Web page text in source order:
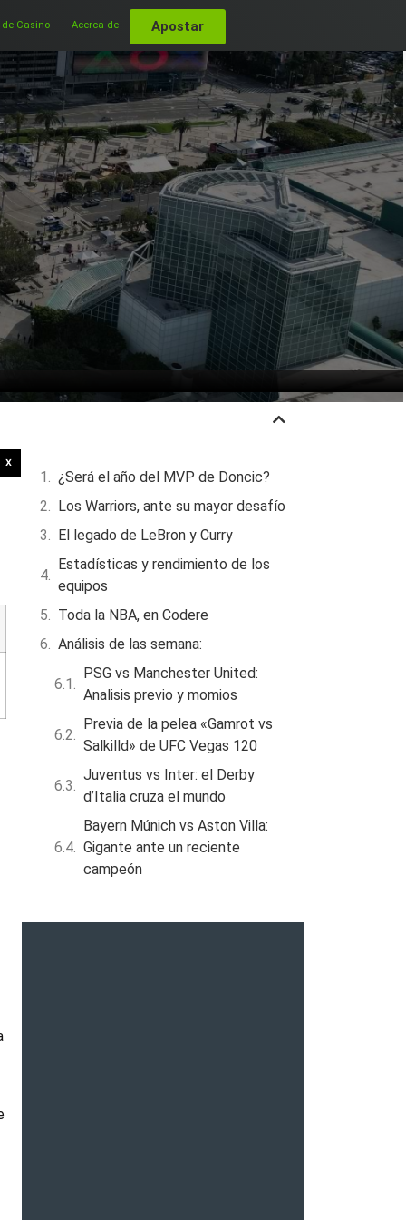
Casino Acerca de Apostar
X
¿Será el año del MVP de Doncic?
Los Warriors, ante su mayor desafío
El legado de LeBron y Curry
Estadísticas y rendimiento de los
equipos
Toda la NBA, en Codere
Análisis de las semana:
PSG vs Manchester United:
Analisis previo y momios
Previa de la pelea «Gamrot vs
Salkilld» de UFC Vegas 120
Juventus vs Inter: el Derby
d’Italia cruza el mundo
Bayern Múnich vs Aston Villa:
Gigante ante un reciente
campeón